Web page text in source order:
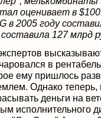
оценивает в
в 2005 году
составила 127 млрд
в
ему пришлось
Однако теперь,
деньги на
исполнительного